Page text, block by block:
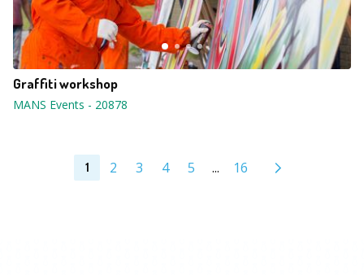
Graffiti workshop
MANS Events - 20878
1 2 3 4 5 ... 16